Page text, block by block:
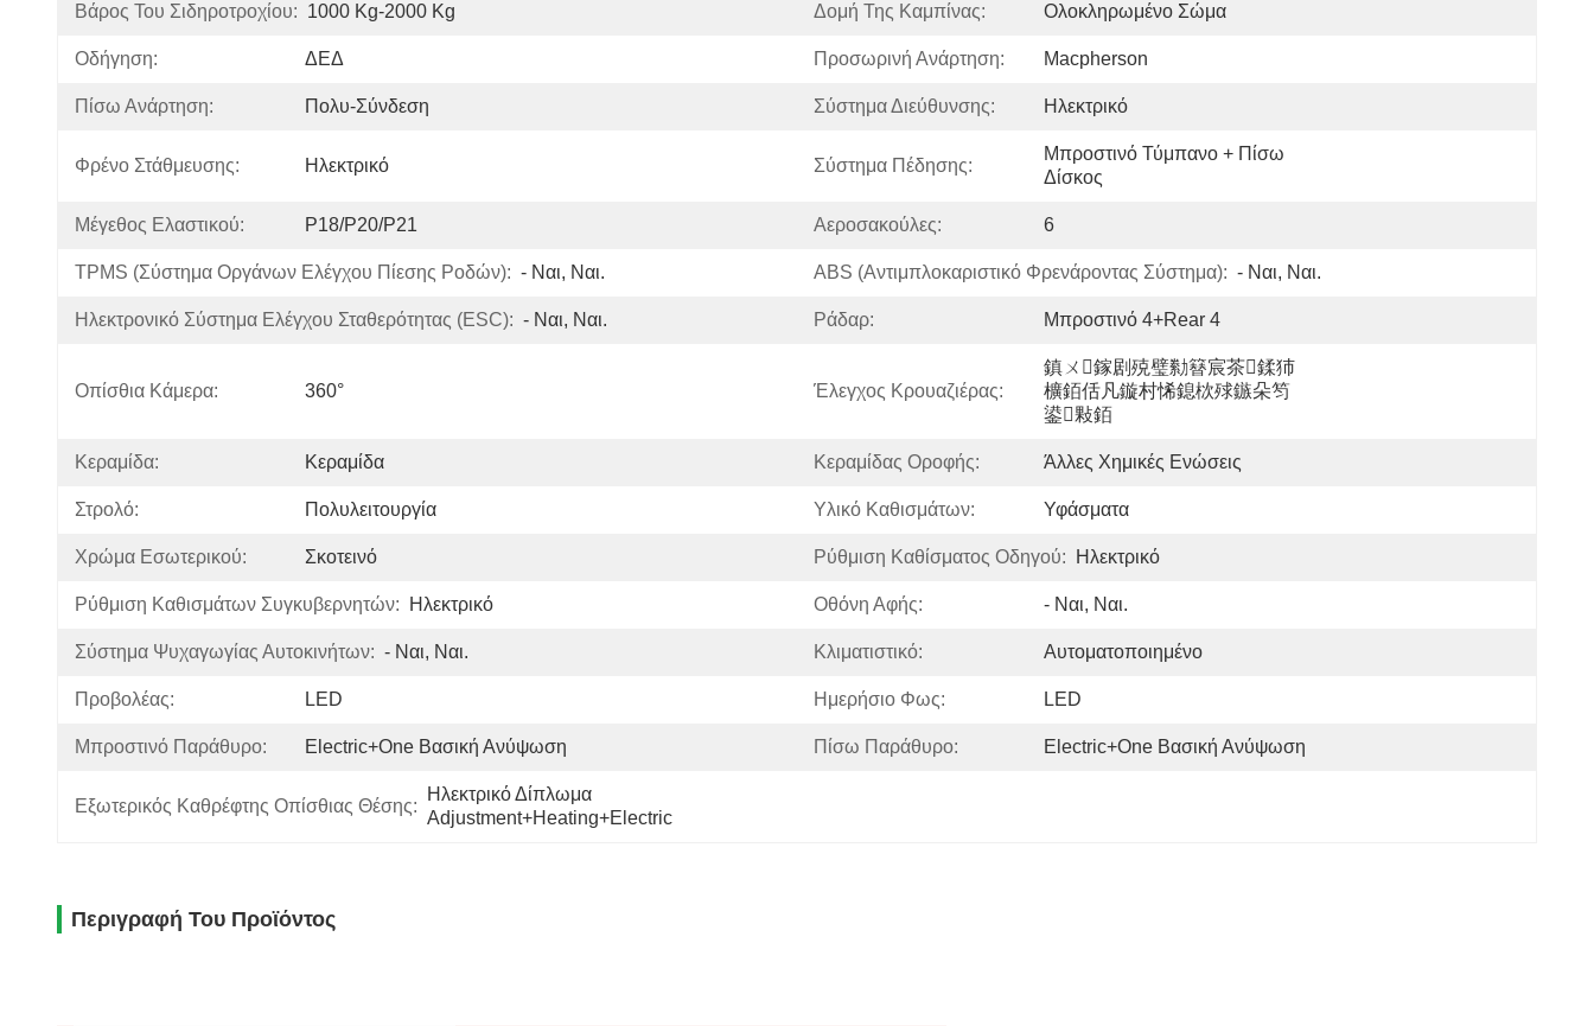
Βάρος Του Σιδηροτροχίου: 1000 Kg-2000 Kg Δομή Της Καμπίνας: Ολοκληρωμένο Σώμα
Οδήγηση: ΔΕΔ Προσωρινή Ανάρτηση: Macpherson
Πίσω Ανάρτηση: Πολυ-Σύνδεση Σύστημα Διεύθυνσης: Ηλεκτρικό
Φρένο Στάθμευσης: Ηλεκτρικό Σύστημα Πέδησης:
Μπροστινό Τύμπανο + Πίσω
Δίσκος
Μέγεθος Ελαστικού: Ρ18/Ρ20/Ρ21 Αεροσακούλες: 6
TPMS (σύστημα Οργάνων Ελέγχου Πίεσης Ροδών): - Ναι, Ναι. ABS (αντιμπλοκαριστικό Φρενάροντας Σύστημα): - Ναι, Ναι.
Ηλεκτρονικό Σύστημα Ελέγχου Σταθερότητας (ESC): - Ναι, Ναι. Ράδαρ: Μπροστινό 4+Rear 4
Οπίσθια Κάμερα: 360° Έλεγχος Κρουαζιέρας:
鎮ㄨ鎵剧殑璧勬簮宸茶鍒犻
櫎銆佸凡鏇村悕鎴栨殏鏃朵笉
鍙敤銆
Κεραμίδα: Κεραμίδα Κεραμίδας Οροφής: Άλλες Χημικές Ενώσεις
Στρολό: Πολυλειτουργία Υλικό Καθισμάτων: Υφάσματα
Χρώμα Εσωτερικού: Σκοτεινό Ρύθμιση Καθίσματος Οδηγού: Ηλεκτρικό
Ρύθμιση Καθισμάτων Συγκυβερνητών: Ηλεκτρικό Οθόνη Αφής: - Ναι, Ναι.
Σύστημα Ψυχαγωγίας Αυτοκινήτων: - Ναι, Ναι. Κλιματιστικό: Αυτοματοποιημένο
Προβολέας: LED Ημερήσιο Φως: LED
Μπροστινό Παράθυρο: Electric+One Βασική Ανύψωση Πίσω Παράθυρο: Electric+One Βασική Ανύψωση
Εξωτερικός Καθρέφτης Οπίσθιας Θέσης:
Ηλεκτρικό Δίπλωμα
Adjustment+Heating+Electric
Περιγραφή Του Προϊόντος